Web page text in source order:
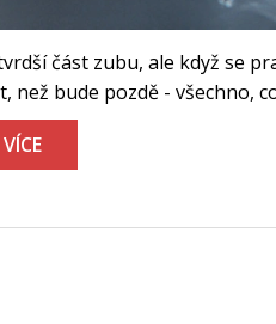
část zubu, ale když se
než bude pozdě - všechno,